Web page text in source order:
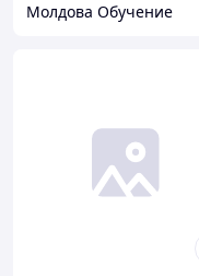
Молдова Обучение